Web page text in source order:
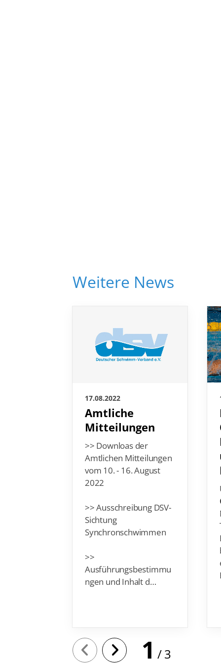
Weitere News
17.08.2022
Amtliche
Mitteilungen
>> Downloas der
Amtlichen Mitteilungen
vom 10. - 16. August
2022
>> Ausschreibung DSV-
Sichtung
Synchronschwimmen
>>
Ausführungsbestimmu
ngen und Inhalt d…
1 3